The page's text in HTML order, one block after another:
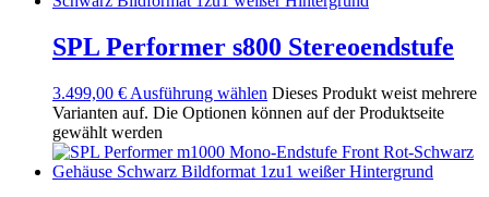
SPL Performer s800 Stereoendstufe
3.499,00 € Ausführung wählen Dieses Produkt weist mehrere
Varianten auf. Die Optionen können auf der Produktseite
gewählt werden